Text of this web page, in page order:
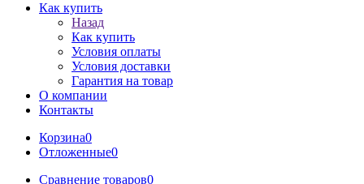
Как купить
Назад
Как купить
Условия оплаты
Условия доставки
Гарантия на товар
О компании
Контакты
Корзина0
Отложенные0
Сравнение товаров0